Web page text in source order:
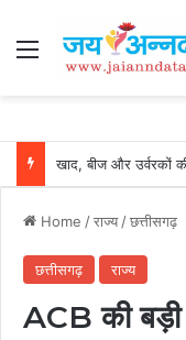
Menu
Home /राज्य/छत्तीसगढ़
छत्तीसगढ़ राज्य
ACB की बड़ी